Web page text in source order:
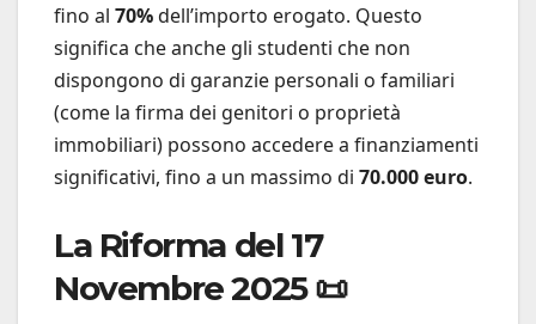
fino al 70%dell’importo erogato. Questo
significa che anche gli studenti che non
dispongono di garanzie personali o familiari
(come la firma dei genitori o proprietà
immobiliari) possono accedere a finanziamenti
significativi, fino a un massimo di 70.000 euro.
La Riforma del 17
Novembre 2025 📜